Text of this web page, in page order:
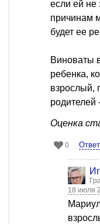
если ей не
причинам
будет ее
Виноваты
ребенка,
взрослый,
родителей
Оценка
0
18 июля